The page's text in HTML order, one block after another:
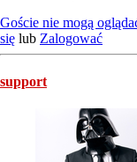
Goście nie mogą
się lub Zalogować
support